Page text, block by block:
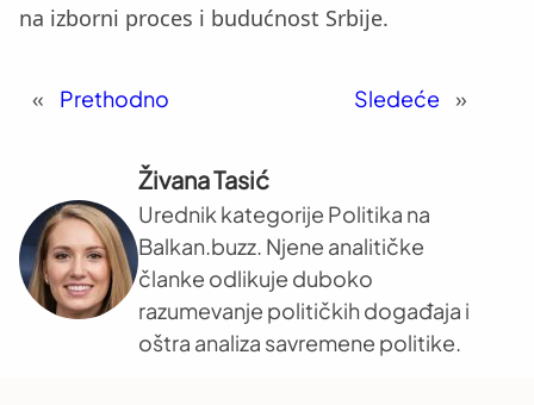
na izborni proces i budućnost Srbije.
« Prethodno Sledeće »
Živana Tasić
Urednik kategorije Politika na
Balkan.buzz. Njene analitičke
članke odlikuje duboko
razumevanje političkih događaja i
oštra analiza savremene politike.